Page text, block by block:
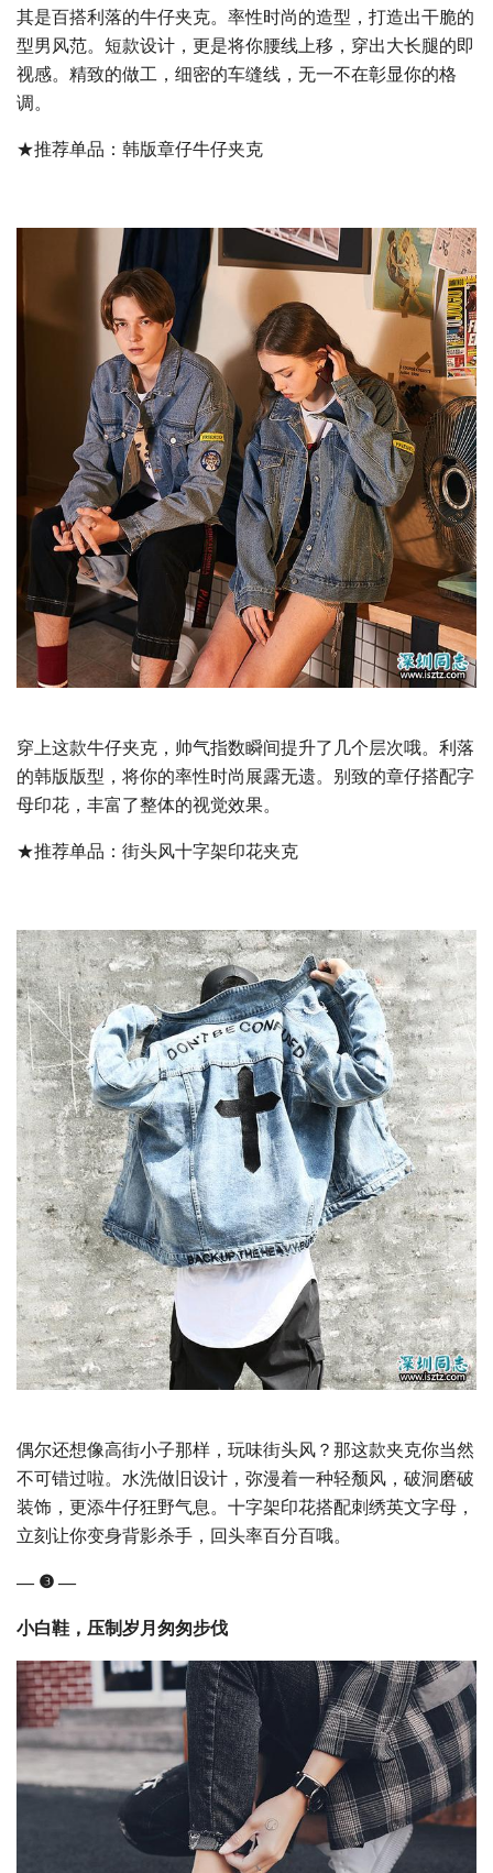
其是百搭利落的牛仔夹克。率性时尚的造型，打造出干脆的
型男风范。短款设计，更是将你腰线上移，穿出大长腿的即
视感。精致的做工，细密的车缝线，无一不在彰显你的格
调。
★推荐单品：韩版章仔牛仔夹克
穿上这款牛仔夹克，帅气指数瞬间提升了几个层次哦。利落
的韩版版型，将你的率性时尚展露无遗。别致的章仔搭配字
母印花，丰富了整体的视觉效果。
★推荐单品：街头风十字架印花夹克
偶尔还想像高街小子那样，玩味街头风？那这款夹克你当然
不可错过啦。水洗做旧设计，弥漫着一种轻颓风，破洞磨破
装饰，更添牛仔狂野气息。十字架印花搭配刺绣英文字母，
立刻让你变身背影杀手，回头率百分百哦。
— ❸ —
小白鞋，压制岁月匆匆步伐